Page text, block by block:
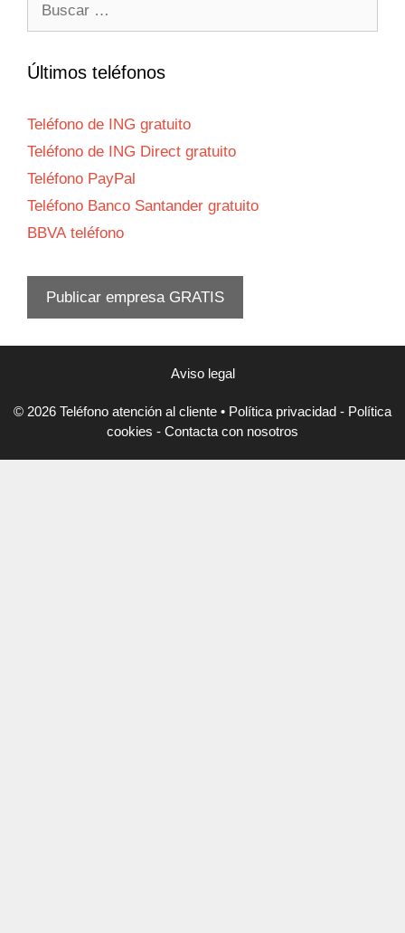
Últimos teléfonos
Teléfono de ING gratuito
Teléfono de ING Direct gratuito
Teléfono PayPal
Teléfono Banco Santander gratuito
BBVA teléfono
Publicar empresa GRATIS
Aviso legal
© 2026 Teléfono atención al cliente • Política privacidad - Política
cookies - Contacta con nosotros